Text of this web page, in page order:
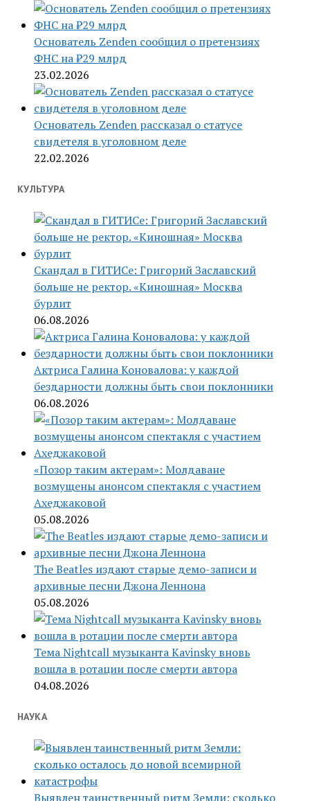
Основатель Zenden сообщил о претензиях
ФНС на ₽29 млрд
23.02.2026
Основатель Zenden рассказал о статусе
свидетеля в уголовном деле
22.02.2026
КУЛЬТУРА
Скандал в ГИТИСе: Григорий Заславский
больше не ректор. «Киношная» Москва
бурлит
06.08.2026
Актриса Галина Коновалова: у каждой
бездарности должны быть свои поклонники
06.08.2026
«Позор таким актерам»: Молдаване
возмущены анонсом спектакля с участием
Ахеджаковой
05.08.2026
The Beatles издают старые демо-записи и
архивные песни Джона Леннона
05.08.2026
Тема Nightcall музыканта Kavinsky вновь
вошла в ротации после смерти автора
04.08.2026
НАУКА
Выявлен таинственный ритм Земли: сколько